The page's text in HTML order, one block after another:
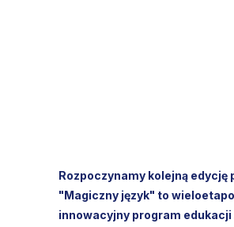
Rozpoczynamy kolejną edycję
"Magiczny język" to
innowacyjny program edukacji